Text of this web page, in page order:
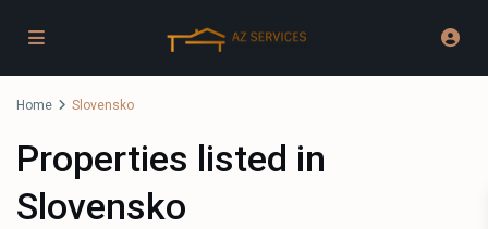
Home Slovensko
Properties listed in
Slovensko